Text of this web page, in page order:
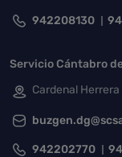
942208130
Servicio Cántabro
Cardenal
942202770